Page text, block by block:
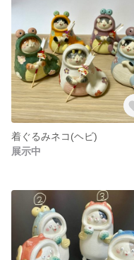
着ぐるみネコ(ヘビ)
展示中